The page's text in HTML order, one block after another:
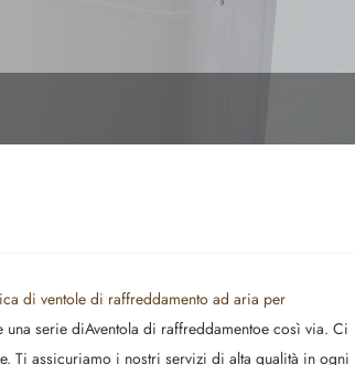
di ventole di raffreddamento ad aria per
una serie diAventola di raffreddamentoe così via. Ci
Ti assicuriamo i nostri servizi di alta qualità in ogni